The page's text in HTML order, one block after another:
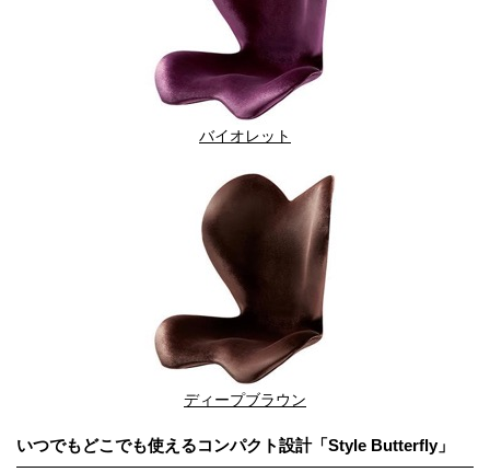
バイオレット
ディープブラウン
いつでもどこでも使えるコンパクト設計「Style Butterfly」